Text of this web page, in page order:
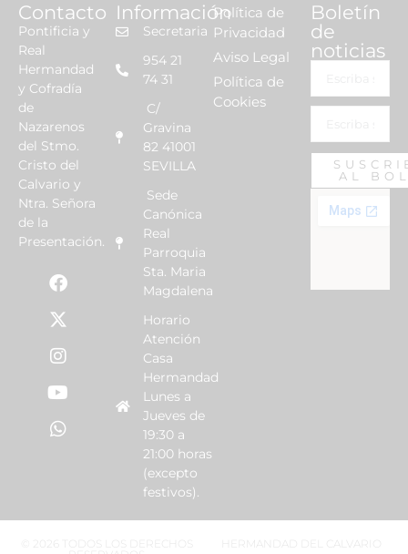
Contacto
Pontificia y
Real
Hermandad
y Cofradía
de
Nazarenos
del Stmo.
Cristo del
Calvario y
Ntra. Señora
de la
Presentación.
Información
Secretaria
954 21
74 31
C/
Gravina
82 41001
SEVILLA
Sede
Canónica
Real
Parroquia
Sta. Maria
Magdalena
Horario
Atención
Casa
Hermandad
Lunes a
Jueves de
19:30 a
21:00 horas
(excepto
festivos).
Política de
Privacidad
Aviso Legal
Política de
Cookies
Boletín
de
noticias
AL
HERMANDAD DEL CALVARIO